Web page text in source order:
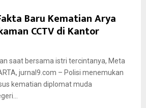
Baru Kematian Arya
CCTV di Kantor
saat bersama istri tercintanya, Meta
jurnal9.com – Polisi menemukan
kematian diplomat muda